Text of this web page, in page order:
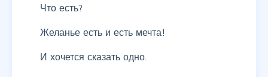
Что есть?
Желанье есть и есть мечта!
И хочется сказать одно.